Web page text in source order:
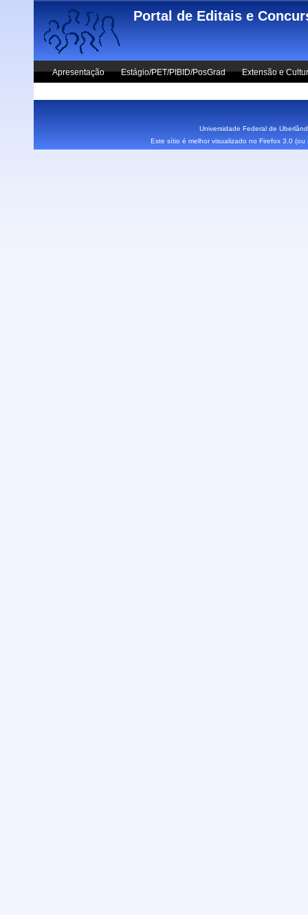
Skip to main content
Portal de Editais e
Apresentação Estágio/PET/PIBID/PosGrad Extensão e
Universidade Federal de
Este sítio é melhor visualizado no Firefox 3.0